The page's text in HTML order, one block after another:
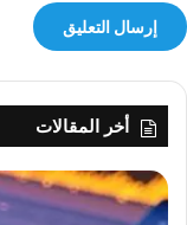
أخر المقالات